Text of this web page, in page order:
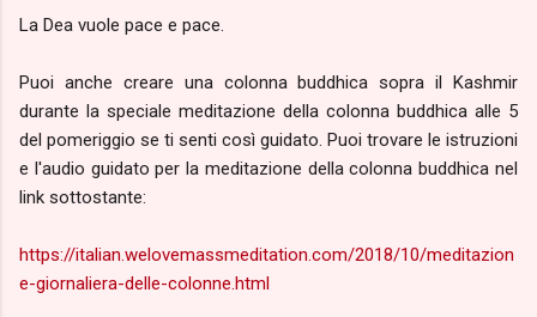
La Dea vuole pace e pace.
Puoi anche creare una colonna buddhica sopra il Kashmir
durante la speciale meditazione della colonna buddhica alle 5
del pomeriggio se ti senti così guidato. Puoi trovare le istruzioni
e l'audio guidato per la meditazione della colonna buddhica nel
link sottostante:
https://italian.welovemassmeditation.com/2018/10/meditazion
e-giornaliera-delle-colonne.html